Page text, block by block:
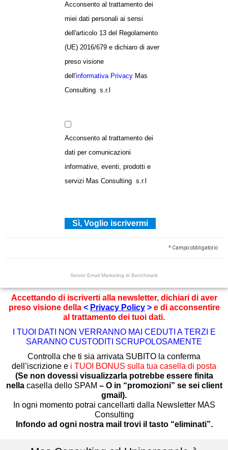
Acconsento al trattamento dei
miei dati personali ai sensi
dell'articolo 13 del Regolamento
(UE) 2016/679 e dichiaro di aver
preso visione
dell 'informativa Privacy Mas
Consulting s.r.l
Acconsento al trattamento dei
dati per comunicazioni
informative, eventi, prodotti e
servizi Mas Consulting s.r.l
* Campo obbligatorio
Servizi Email Marketing di Benchmark
Accettando di iscriverti alla newsletter, dichiari di aver
preso visione della < Privacy Policy>e di acconsentire
al trattamento dei tuoi dati.
I TUOI DATI NON VERRANNO MAI CEDUTI A TERZI E
SARANNO CUSTODITI SCRUPOLOSAMENTE
Controlla che ti sia arrivata SUBITO la conferma
dell’iscrizione e i TUOI BONUS sulla tua casella di posta
(Se non dovessi visualizzarla potrebbe essere finita
nella casella dello SPAM – O in “promozioni” se sei client
gmail).
In ogni momento potrai cancellarti dalla Newsletter MAS
Consulting
Infondo ad ogni nostra mail trovi il tasto “eliminati”.